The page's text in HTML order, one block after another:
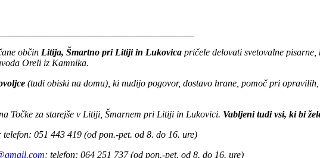
občin Litija, Šmartno pri Litiji in Lukovica pričele delovati svetovalne pisarne,
Oreli iz Kamnika.
(tudi obiski na domu), ki nudijo pogovor, dostavo hrane, pomoč pri
Točke za starejše v Litiji, Šmarnem pri Litiji in Lukovici. Vabljeni tudi vsi, ki bi
; telefon: 051 443 419 (od pon.-pet. od 8. do 16. ure)
; telefon: 064 251 737 (od pon.-pet. od 8. do 16. ure)